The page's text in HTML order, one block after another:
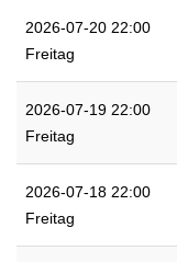
2026-07-20 22:00
Freitag
2026-07-19 22:00
Freitag
2026-07-18 22:00
Freitag